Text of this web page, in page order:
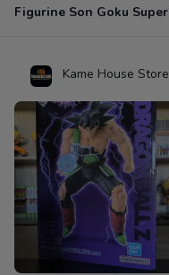
Kame House Store